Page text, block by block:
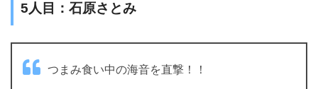
5人目：石原さとみ
つまみ食い中の海音を直撃！！